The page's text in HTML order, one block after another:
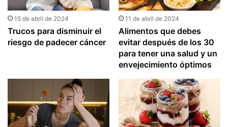
15 de abril de 2024
Trucos para disminuir el
riesgo de padecer cáncer
11 de abril de 2024
Alimentos que debes
evitar después de los 30
para tener una salud y un
envejecimiento óptimos